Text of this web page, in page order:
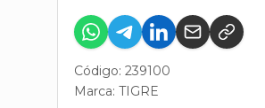
Código: 239100
Marca: TIGRE